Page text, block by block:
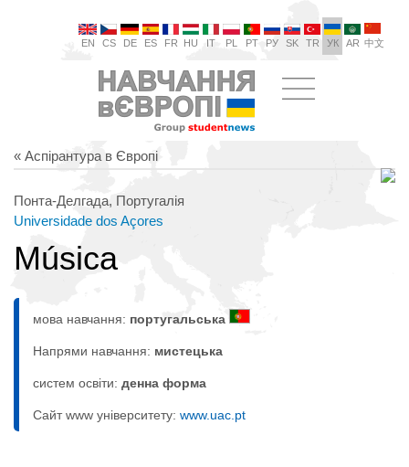
EN CS DE ES FR HU IT PL PT РУ SK TR УК AR 中文
« Аспірантура в Європі
Понта-Делгада, Португалія
Universidade dos Açores
Música
мова навчання: португальська
Напрями навчання: мистецькa
систем освіти: денна форма
Сайт www університету: www.uac.pt